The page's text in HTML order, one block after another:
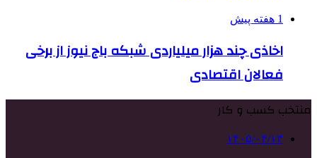
1 هفته پیش
اخاذی چند هزار میلیاردی شبکه باج نیوز از برخی
فعالان اقتصادی
منتخب کسب و کار
۱۴۰۵/۰۴/۱۳